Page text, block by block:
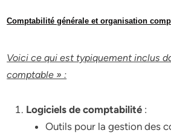
Comptabilité générale et organisation
Voici ce qui est typiquement inclus
comptable » :
Logiciels de comptabilité :
Outils pour la gestion des